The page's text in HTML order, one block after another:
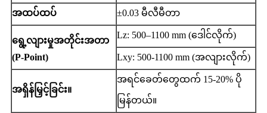
အထပ်ထပ် ±0.03 မီလီမီတာ
ရွေ့လျားမှုအတိုင်းအတာ
(P-Point)
Lz: 500–1100 mm (ဒေါင်လိုက်)
Lxy: 500-1100 mm (အလျားလိုက်)
အရှိန်မြှင့်ခြင်း။
အရင်ခေတ်တွေထက် 15-20% ပို
မြန်တယ်။